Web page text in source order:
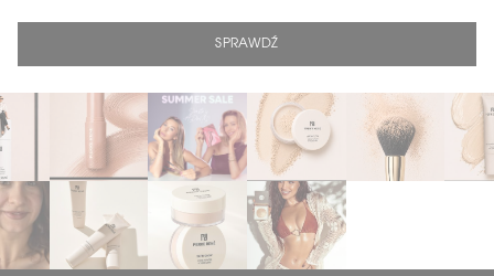
SPRAWDŹ